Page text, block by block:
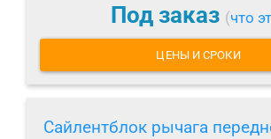
Под заказ (что
ЦЕНЫ И СРОКИ
Сайлентблок рычага